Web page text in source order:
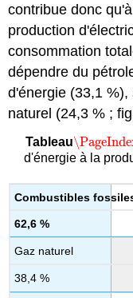
contribue donc
production
consommation
dépendre du
d'énergie (33,1
naturel (24,3 % ;
Tableau
d'énergie à la
Combustibles
62,6 %
Gaz naturel
38,4 %